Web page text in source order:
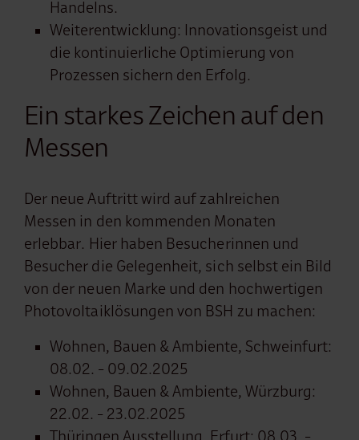
Handelns.
Weiterentwicklung: Innovationsgeist und
die kontinuierliche Optimierung von
Prozessen sichern den Erfolg.
Ein starkes Zeichen auf den
Messen
Der neue Auftritt wird auf zahlreichen
Messen in den kommenden Monaten
erlebbar. Hier haben Besucherinnen und
Besucher die Gelegenheit, sich selbst ein Bild
von der neuen Marke und den hochwertigen
Photovoltaiklösungen von BSH zu machen:
Wohnen, Bauen & Ambiente, Schweinfurt:
08.02. - 09.02.2025
Wohnen, Bauen & Ambiente, Würzburg:
22.02. - 23.02.2025
Thüringen Ausstellung, Erfurt: 08.03. -